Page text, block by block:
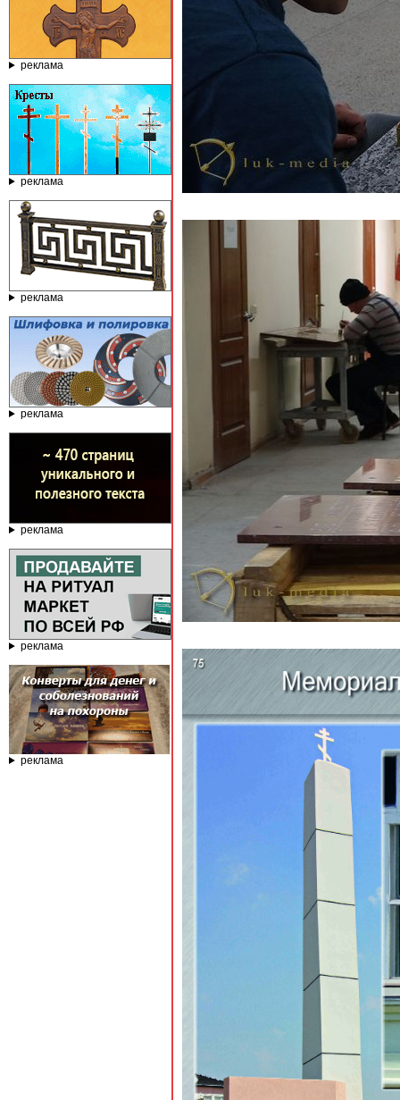
реклама
реклама
реклама
реклама
реклама
реклама
реклама